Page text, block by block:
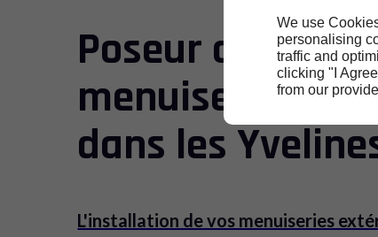
We use
personalising
traffic and
clicking "I
from our
Poseur qualifié
menuiseries en
dans les
L'installation de vos menuiseries